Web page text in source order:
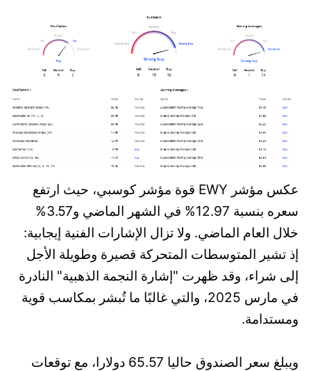
عكس مؤشر EWY قوة مؤشر كوسبي، حيث ارتفع
سعره بنسبة 12.97% في الشهر الماضي و3.57%
خلال العام الماضي. ولا تزال الإشارات الفنية إيجابية:
إذ تشير المتوسطات المتحركة قصيرة وطويلة الأجل
إلى شراء، وقد ظهرت "إشارة النجمة الذهبية" النادرة
في مارس 2025، والتي غالبًا ما تُبشر بمكاسب قوية
ومستدامة.
ويبلغ سعر الصندوق حاليا 65.57 دولارا، مع توقعات